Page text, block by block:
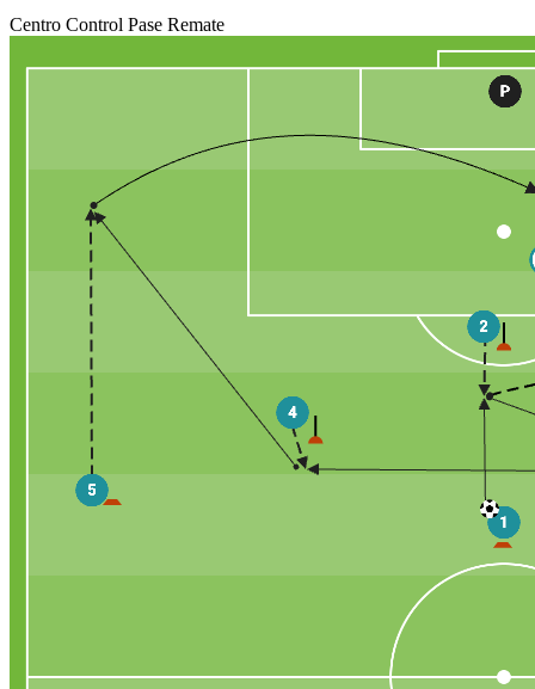
Centro Control Pase Remate